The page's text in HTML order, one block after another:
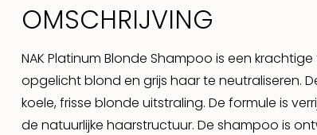
OMSCHRIJVING
NAK Platinum Blonde Shampoo is een
opgelicht blond en grijs haar te neutraliseren.
koele, frisse blonde uitstraling. De formule is
de natuurlijke haarstructuur. De shampoo is